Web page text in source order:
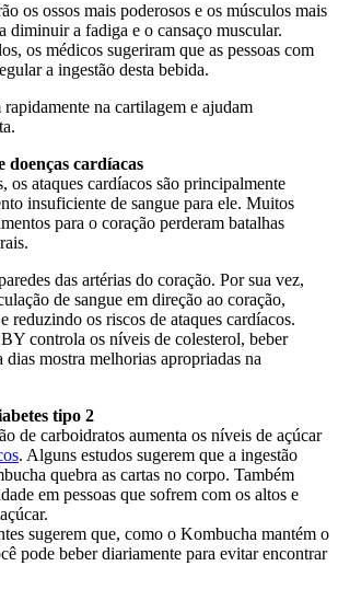
os ossos mais poderosos e os músculos mais
diminuir a fadiga e o cansaço muscular.
os médicos sugeriram que as pessoas com
a ingestão desta bebida.
na cartilagem e ajudam
doenças cardíacas
os ataques cardíacos são principalmente
insuficiente de sangue para ele. Muitos
para o coração perderam batalhas
das artérias do coração. Por sua vez,
de sangue em direção ao coração,
reduzindo os riscos de ataques cardíacos.
controla os níveis de colesterol, beber
mostra melhorias apropriadas na
tipo 2
de carboidratos aumenta os níveis de açúcar
. Alguns estudos sugerem que a ingestão
quebra as cartas no corpo. Também
em pessoas que sofrem com os altos e
sugerem que, como o Kombucha mantém o
pode beber diariamente para evitar encontrar